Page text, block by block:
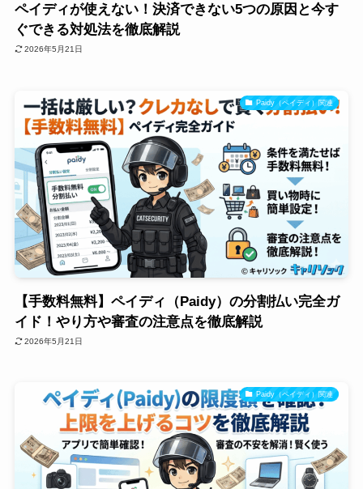
ペイディが使えない！決済できない5つの原因と今す
ぐできる対処法を徹底解説
2026年5月21日
Paidy（ペイディ）関連
【手数料無料】ペイディ（Paidy）の分割払い完全ガ
イド！やり方や審査の注意点を徹底解説
2026年5月21日
Paidy（ペイディ）関連